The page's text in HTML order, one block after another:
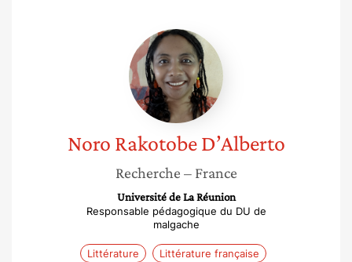
Noro
Rakotobe
D’Alberto
Noro Rakotobe D’Alberto
Recherche – France
Université de La Réunion
Responsable pédagogique du DU de
malgache
Littérature Littérature française